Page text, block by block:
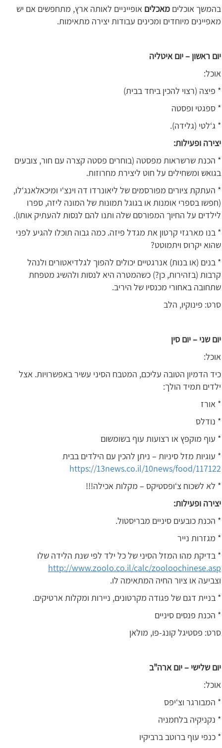
בהמשך אוכלים מאכלים אופייניים לאותה ארץ, מתחפשים אם יש
מאפיינים מיוחדים ומכינים עבודות יצירה מתאימות.
יום ראשון – יום איטליה
אוכל:
* פיצה (רצוי להכין ביחד בבית)
* ספגטי ופסטה
* ג‘לטי (גלידה).
יצירה ופעילות:
* הכנת שרשראות מפסטה (בוחרים פסטה קצרה עם חור, צובעים
בגואש ומשחילים על חוט ליצירת מחרוזות.
* העתקת ציורים מפורסמים של ליאונרדו דה וינצ‘י ומיכאלאנג‘לו,
(חפשו בספרי אומנות או בגוגל תמונות של המונה ליזה, ספרו
לילדים על החיוך המפורסם שלה ותנו להם לנסות להעתיק אותו).
* בנו מארגזי קרטון את מגדל פיזה. כמה גבוה תוכלו להגיע לפני
שהוא יקרוס ויתמוטט?
* בנים (או בנות) אנרגטיים יכולים להפוך לגלדיאטורים ולנהל
קרבות (בזהירות, כן?) כשהמטרה היא לנסות ולהשיג מטפחת
שתחובה באחורי מכנסיו של היריב.
סרט: פינוקיו, הלב
יום שני – יום סין
אוכל:
כיד הדמיון הטובה עליכם, המטבח הסיני עשיר באפשרויות. אצל
ילדים תמיד הולך:
* אורז
* נודלס
* עוף מוקפץ או רצועות עוף בשומשום
* עוגיות מזל סיניות – ניתן להכין עם הילדים בבית
https://13news.co.il/10news/food/117122
* לא לשכוח צ‘ופסטיקס – מקלות אכילה!!!
יצירה ופעילות:
* הכנת כובעים סיניים מבריסטול.
* מגזרות נייר
* בדיקת מהו המזל הסיני של כל ילד לפי שנת הלידה שלו
http://www.zoolo.co.il/calc/zooloochinese.asp
וצביעה או ציור החיה המתאימה לו.
* בניית דגם של פגודה מקרטונים, ניירות ומקלות ארטיקים.
* הכנת פנסים סיניים
סרט: פסטיגל קונג-פו, מולאן
יום שלישי – יום ארה"ב
אוכל:
* המבורגר וצ‘יפס
* נקניקיה בלחמניה
* כנפי עוף ברוטב ברביקיו